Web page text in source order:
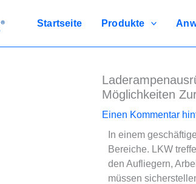
Startseite Produkte
Möglichkeiten
Einen Kommentar
In einem
Bereiche. LKW
den Aufliegern,
müssen